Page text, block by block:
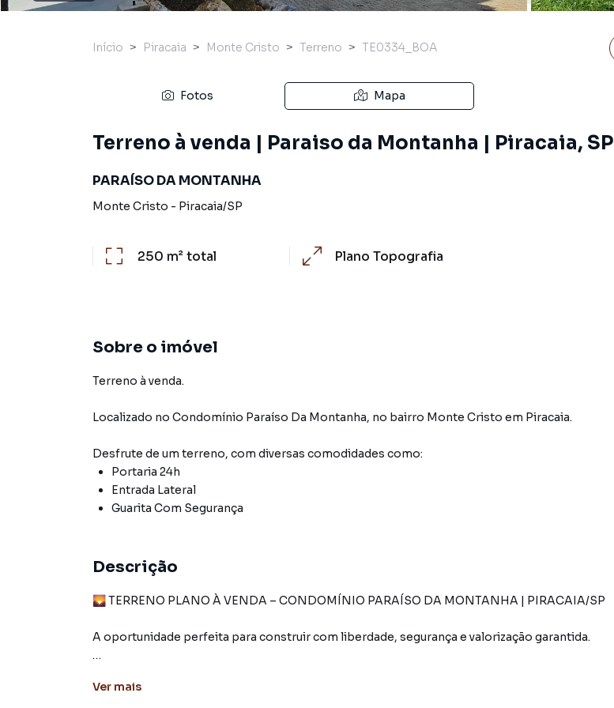
Início Piracaia Monte Cristo Terreno TE0334_BOA
Fotos Mapa
Terreno à venda | Paraiso da Montanha | Piracaia, SP
PARAÍSO DA MONTANHA
Monte Cristo - Piracaia/SP
250 m²total Plano Topografia
Sobre o imóvel
Terreno à venda.
Localizado no Condomínio Paraíso Da Montanha, no bairro Monte Cristo em Piracaia.
Desfrute de um terreno, com diversas comodidades como:
Portaria 24h
Entrada Lateral
Guarita Com Segurança
Descrição
🌄 TERRENO PLANO À VENDA – CONDOMÍNIO PARAÍSO DA MONTANHA | PIRACAIA/SP
A oportunidade perfeita para construir com liberdade, segurança e valorização garantida.
💰 R$ 180.000
Ver mais